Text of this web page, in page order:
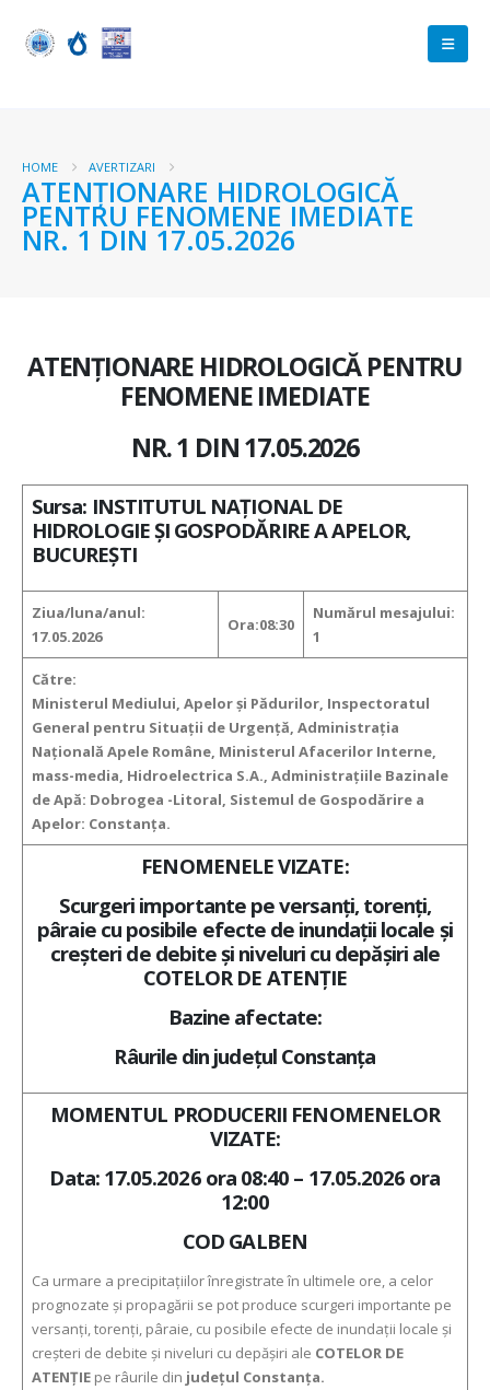
HOME AVERTIZARI
ATENŢIONARE HIDROLOGICĂ
PENTRU FENOMENE IMEDIATE
NR. 1 DIN 17.05.2026
ATENŢIONARE HIDROLOGICĂ PENTRU
FENOMENE IMEDIATE
NR. 1 DIN 17.05.2026
Sursa: INSTITUTUL NAȚIONAL DE
HIDROLOGIE ȘI GOSPODĂRIRE A APELOR,
BUCUREȘTI
Ziua/luna/anul:
17.05.2026
Ora:08:30
Numărul mesajului:
1
Către:
Ministerul Mediului, Apelor şi Pădurilor, Inspectoratul
General pentru Situaţii de Urgenţă, Administraţia
Naţională Apele Române, Ministerul Afacerilor Interne,
mass-media, Hidroelectrica S.A., Administraţiile Bazinale
de Apă: Dobrogea -Litoral, Sistemul de Gospodărire a
Apelor: Constanța.
FENOMENELE VIZATE:
Scurgeri importante pe versanţi, torenţi,
pâraie cu posibile efecte de inundaţii locale şi
creşteri de debite şi niveluri cu depăşiri ale
COTELOR DE ATENȚIE
Bazine afectate:
Râurile din județul Constanța
MOMENTUL PRODUCERII FENOMENELOR
VIZATE:
Data: 17.05.2026 ora 08:40 – 17.05.2026 ora
12:00
COD GALBEN
Ca urmare a precipitaţiilor înregistrate în ultimele ore, a celor
prognozate şi propagării se pot produce scurgeri importante pe
versanţi, torenţi, pâraie, cu posibile efecte de inundaţii locale şi
creşteri de debite şi niveluri cu depăşiri ale COTELOR DE
ATENŢIE pe râurile din județul Constanța.